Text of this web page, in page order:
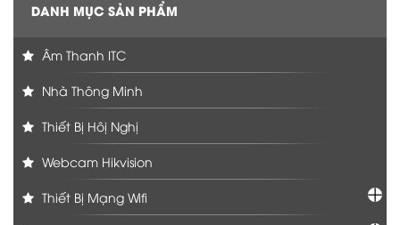
DANH MỤC SẢN PHẨM
Âm Thanh ITC
Nhà Thông Minh
Thiết Bị Hôị Nghị
Webcam Hikvision
Thiết Bị Mạng Wifi